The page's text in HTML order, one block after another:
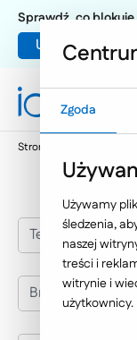
Umów
Sprawdź, co
Strona główna
Technologie
Branża
Zgoda
Używamy
śledzenia,
naszej
treści i
witrynie i
użytkownicy.